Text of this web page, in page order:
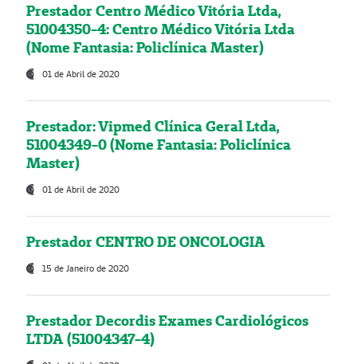
Prestador Centro Médico Vitória Ltda,
51004350-4: Centro Médico Vitória Ltda
(Nome Fantasia: Policlínica Master)
01 de Abril de 2020
Prestador: Vipmed Clínica Geral Ltda,
51004349-0 (Nome Fantasia: Policlínica
Master)
01 de Abril de 2020
Prestador CENTRO DE ONCOLOGIA
15 de Janeiro de 2020
Prestador Decordis Exames Cardiológicos
LTDA (51004347-4)